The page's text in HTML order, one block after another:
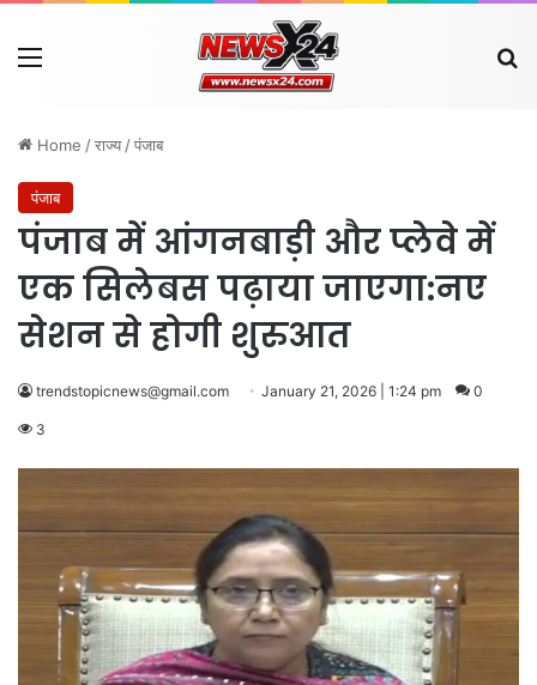
Menu
Home /राज्य /पंजाब
पंजाब
पंजाब में आंगनबाड़ी और प्लेवे में
एक सिलेबस पढ़ाया जाएगा:नए
सेशन से होगी शुरुआत
trendstopicnews@gmail.com January 21, 2026 | 1:24 pm 0
3